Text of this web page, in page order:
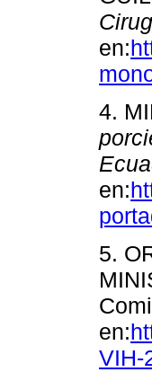
en:
4.
en:
5.
en:
VIH-